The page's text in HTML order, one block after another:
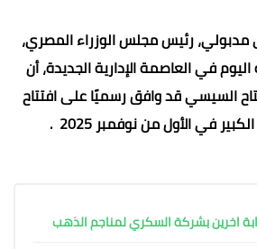
رئيس مجلس الوزراء المصري،
في العاصمة الإدارية الجديدة، أن
السيسي قد وافق رسميًا على افتتاح
في الأول من نوفمبر 2025 .
اخرين بشركة السكري لمناجم الذهب